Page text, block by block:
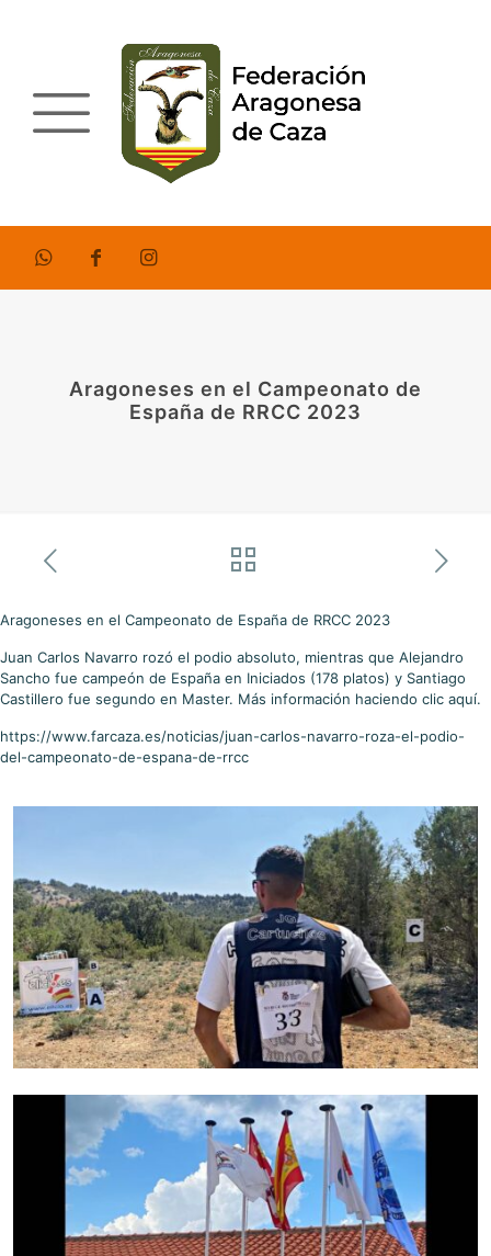
Aragoneses en el Campeonato de
España de RRCC 2023
Aragoneses en el Campeonato de España de RRCC 2023
Juan Carlos Navarro rozó el podio absoluto, mientras que Alejandro
Sancho fue campeón de España en Iniciados (178 platos) y Santiago
Castillero fue segundo en Master. Más información haciendo clic aquí.
https://www.farcaza.es/noticias/juan-carlos-navarro-roza-el-podio-
del-campeonato-de-espana-de-rrcc